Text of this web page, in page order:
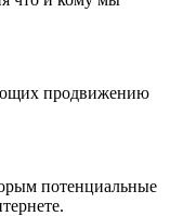
продвижению
потенциальные